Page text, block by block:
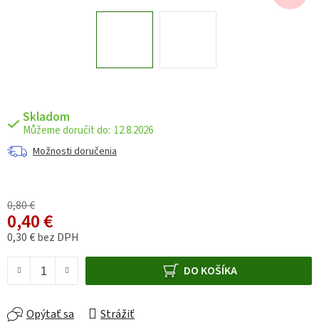
Skladom
12.8.2026
Možnosti doručenia
0,80 €
0,40 €
0,30 € bez DPH
DO KOŠÍKA
Opýtať sa Strážiť